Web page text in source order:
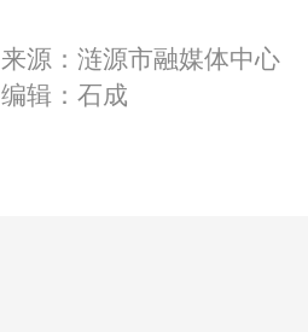
来源：涟源市融媒体中心
编辑：石成